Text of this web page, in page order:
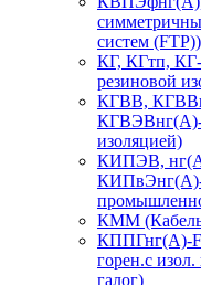
систем (FTP))
КГ, КГтп,
резиновой
КГВВ,
КГВЭВнг(А)-
изоляцией)
КИПЭВ,
КИПвЭнг(А)-
КММ
КППГнг(А)-
горен.с
галог)